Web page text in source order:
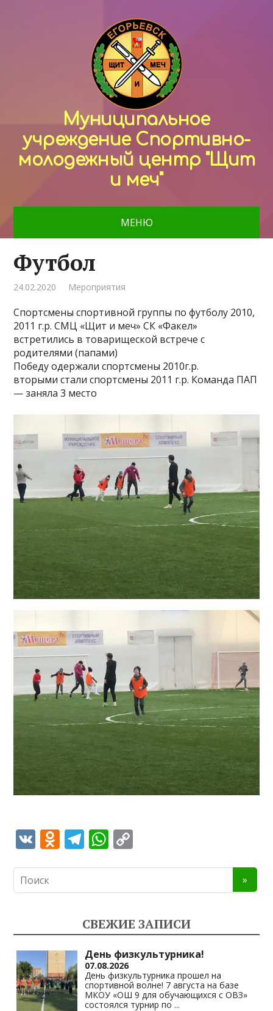
Муниципальное
учреждение Спортивно-
молодежный центр "Щит
и меч"
МЕНЮ
Футбол
24.02.2020 Мероприятия
Спортсмены спортивной группы по футболу 2010,
2011 г.р. СМЦ «Щит и меч» СК «Факел»
встретились в товарищеской встрече с
родителями (папами)
Победу одержали спортсмены 2010г.р.
вторыми стали спортсмены 2011 г.р. Команда ПАП
— заняла 3 место
V O
o
as
s
ni
ki
T
gr
a
m
W
s
A
p
p
y
Li
n
k
СВЕЖИЕ ЗАПИСИ
День физкультурника!
07.08.2026
День физкультурника прошел на
спортивной волне! 7 августа на базе
МКОУ «ОШ 9 для обучающихся с ОВЗ»
состоялся турнир по ...